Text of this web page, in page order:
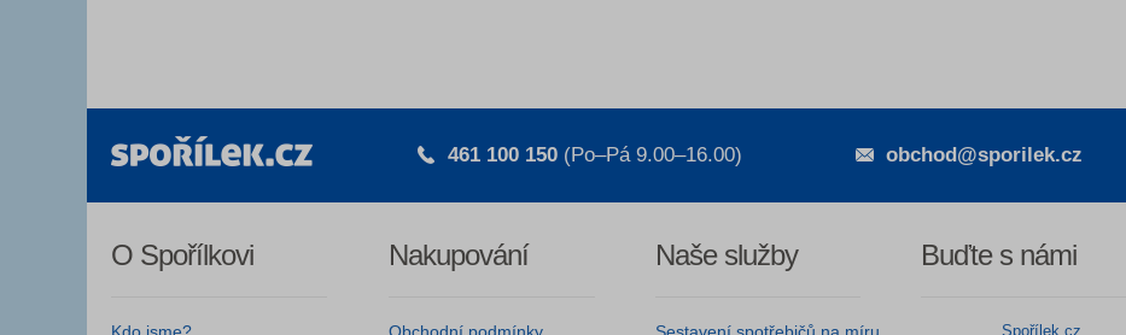
461 100 150 (Po–Pá 9.00–16.00) obchod@sporilek.cz
O Spořílkovi Nakupování Naše služby Buďte s námi
Spořílek.cz